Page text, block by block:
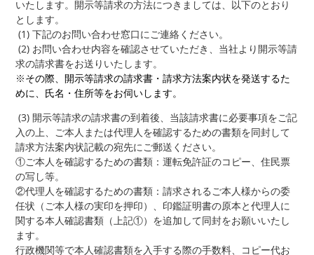
いたします。開示等請求の方法につきましては、以下のとおり
とします。
(1) 下記のお問い合わせ窓口にご連絡ください。
(2) お問い合わせ内容を確認させていただき、当社より開示等請
求の請求書をお送りいたします。
※その際、開示等請求の請求書・請求方法案内状を発送するた
めに、氏名・住所等をお伺いします。
(3) 開示等請求の請求書の到着後、当該請求書に必要事項をご記
入の上、ご本人または代理人を確認するための書類を同封して
請求方法案内状記載の宛先にご郵送ください。
①ご本人を確認するための書類：運転免許証のコピー、住民票
の写し等。
②代理人を確認するための書類：請求されるご本人様からの委
任状（ご本人様の実印を押印）、印鑑証明書の原本と代理人に
関する本人確認書類（上記①）を追加して同封をお願いいたし
ます。
行政機関等で本人確認書類を入手する際の手数料、コピー代お